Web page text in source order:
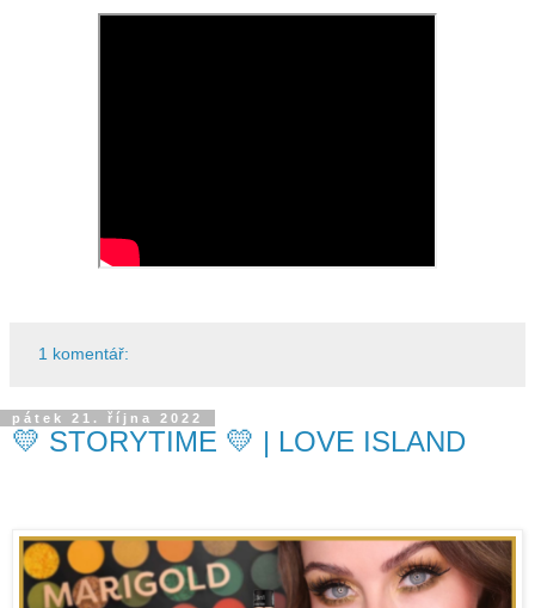
1 komentář:
pátek 21. října 2022
💛 STORYTIME 💛 | LOVE ISLAND